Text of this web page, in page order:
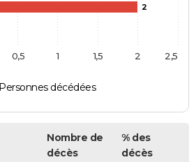
2
Personnes décédées
0,5 1 1,5 2 2,5
Nombre de
décès
% des
décès